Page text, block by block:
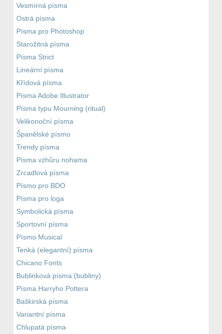
Vesmírná písma
Ostrá písma
Písma pro Photoshop
Starožitná písma
Písma Strict
Lineární písma
Křídová písma
Písma Adobe Illustrator
Písma typu Mourning (ritual)
Velikonoční písma
Španělské písmo
Trendy písma
Písma vzhůru nohama
Zrcadlová písma
Písmo pro BDO
Písma pro loga
Symbolická písma
Sportovní písma
Písmo Musical
Tenká (elegantní) písma
Chicano Fonts
Bublinková písma (bubliny)
Písma Harryho Pottera
Baškirská písma
Variantní písma
Chlupatá písma